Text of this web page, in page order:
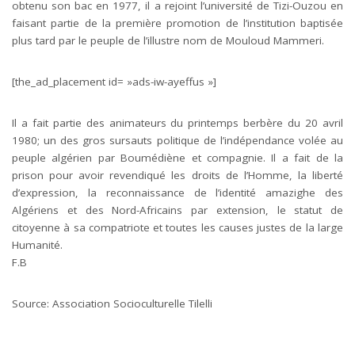
obtenu son bac en 1977, il a rejoint l’université de Tizi-Ouzou en
faisant partie de la première promotion de l’institution baptisée
plus tard par le peuple de l’illustre nom de Mouloud Mammeri.
[the_ad_placement id= »ads-iw-ayeffus »]
Il a fait partie des animateurs du printemps berbère du 20 avril
1980; un des gros sursauts politique de l’indépendance volée au
peuple algérien par Boumédiène et compagnie. Il a fait de la
prison pour avoir revendiqué les droits de l’Homme, la liberté
d’expression, la reconnaissance de l’identité amazighe des
Algériens et des Nord-Africains par extension, le statut de
citoyenne à sa compatriote et toutes les causes justes de la large
Humanité.
F.B
Source: Association Socioculturelle Tilelli